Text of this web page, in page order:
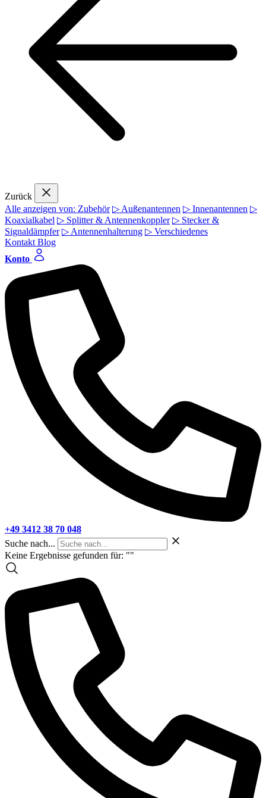
Zurück
Alle anzeigen von: Zubehör ▷ Außenantennen ▷ Innenantennen ▷
Koaxialkabel ▷ Splitter & Antennenkoppler ▷ Stecker &
Signaldämpfer ▷ Antennenhalterung ▷ Verschiedenes
Kontakt Blog
Konto
+49 3412 38 70 048
Suche nach...
Keine Ergebnisse gefunden für: ""